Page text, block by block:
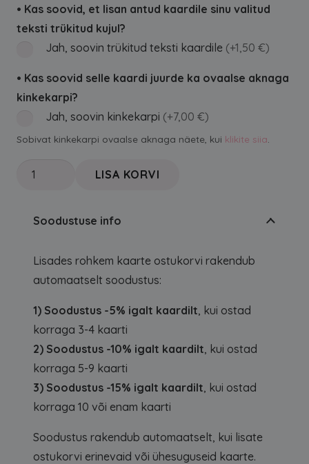
• Kas soovid, et lisan antud kaardile sinu valitud
teksti trükitud kujul?
Jah, soovin trükitud teksti kaardile (+1,50 €)
• Kas soovid selle kaardi juurde ka ovaalse aknaga
kinkekarpi?
Jah, soovin kinkekarpi (+7,00 €)
Sobivat kinkekarpi ovaalse aknaga näete, kui klikite siia
Käsitöö
kogus
LISA KORVI
Soodustuse info
Lisades rohkem kaarte ostukorvi rakendub
automaatselt soodustus:
1) Soodustus -5% igalt kaardilt , kui ostad
korraga 3-4 kaarti
2) Soodustus -10% igalt kaardilt , kui ostad
korraga 5-9 kaarti
3) Soodustus -15% igalt kaardilt , kui ostad
korraga 10 või enam kaarti
Soodustus rakendub automaatselt, kui lisate
ostukorvi erinevaid või ühesuguseid kaarte.